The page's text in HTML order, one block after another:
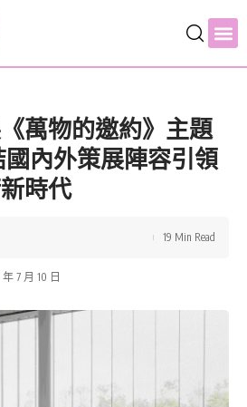
萬物的邀約》主題
內外策展陣容引領
時代
年 7 月 10 日
19 Min Read